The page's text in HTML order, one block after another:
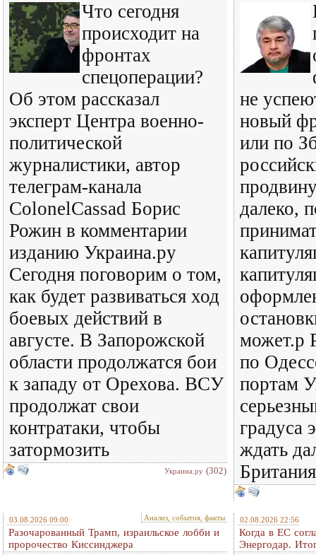
Что сегодня
происходит на
фронтах
спецоперации?
Об этом рассказал
эксперт Центра военно-
политической
журналистики, автор
телеграм-канала
ColonelCassad Борис
Рожин в комментарии
изданию Украина.ру
Сегодня поговорим о том,
как будет развиваться ход
боевых действий в
августе. В Запорожской
области продолжатся бои
к западу от Орехова. ВСУ
продолжат свои
контратаки, чтобы
затормозить
Украина.ру (302)
не
новый
или по
далеко,
может.р
по
портам
градуса
ждать
03.08.2026 09:00 Анализ, события, факты
Разочарованный Трамп, израильское лобби и
пророчество Киссинджера
02.08.2026 22:56
Когда в ЕС
Энергодар.